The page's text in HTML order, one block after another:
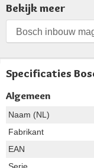
Bekijk meer
Bosch inbouw
Specificaties
Algemeen
Naam (NL)
Fabrikant
EAN
Serie